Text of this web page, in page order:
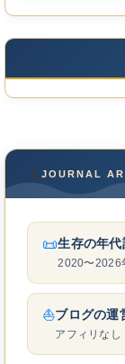
⚓JOURNAL
📜生存の年
2020〜2026
⛵ブログの運
アフィリな